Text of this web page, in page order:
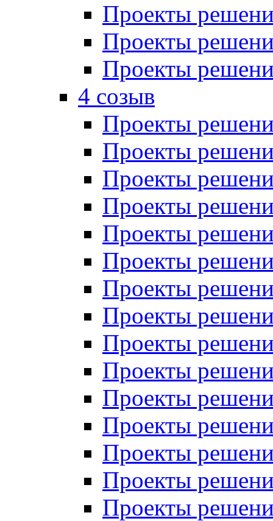
Проекты
Проекты
Проекты
4 созыв
Проекты
Проекты
Проекты
Проекты
Проекты
Проекты
Проекты
Проекты
Проекты
Проекты
Проекты
Проекты
Проекты
Проекты
Проекты